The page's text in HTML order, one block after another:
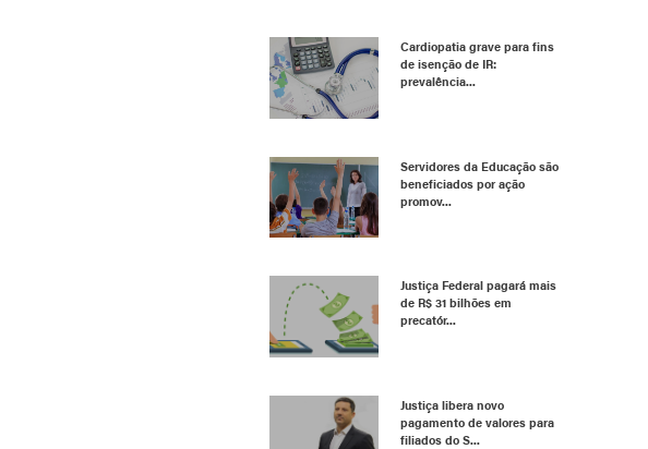
Cardiopatia grave para fins
de isenção de IR:
prevalência...
Servidores da Educação são
beneficiados por ação
promov...
Justiça Federal pagará mais
de R$ 31 bilhões em
precatór...
Justiça libera novo
pagamento de valores para
filiados do S...